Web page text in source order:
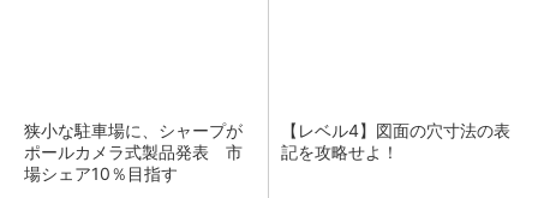
狭小な駐車場に、シャープが
ポールカメラ式製品発表 市
場シェア10％目指す
【レベル4】図面の穴寸法の表
記を攻略せよ！